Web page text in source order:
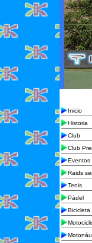
Inicio
Historia
Club
Club
Eventos
Raids
Tenis
Pádel
Bicicleta